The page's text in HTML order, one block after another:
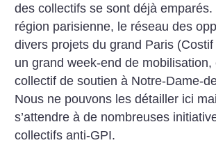
des collectifs se sont déjà emparés.
région parisienne, le réseau des
divers projets du grand Paris (Costif
un grand week-end de
collectif de soutien à Notre-Dame-
Nous ne pouvons les détailler ici
s’attendre à de nombreuses
collectifs anti-GPI.